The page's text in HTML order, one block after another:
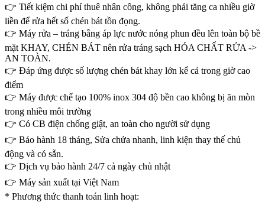
👉 Tiết kiệm chi phí thuê nhân công, không phải tăng ca nhiều giờ
liền để rửa hết số chén bát tồn đọng.
👉 Máy rửa – tráng bằng áp lực nước nóng phun đều lên toàn bộ bề
mặt KHAY, CHÉN BÁT nên rửa tráng sạch HÓA CHẤT RỬA ->
AN TOÀN.
👉 Đáp ứng được số lượng chén bát khay lớn kể cả trong giờ cao
điểm
👉 Máy được chế tạo 100% inox 304 độ bền cao không bị ăn mòn
trong nhiều môi trường
👉 Có CB điện chống giật, an toàn cho người sử dụng
👉 Bảo hành 18 tháng, Sửa chửa nhanh, linh kiện thay thế chủ
động và có sẵn.
👉 Dịch vụ bảo hành 24/7 cả ngày chủ nhật
👉 Máy sản xuất tại Việt Nam
* Phương thức thanh toán linh hoạt: